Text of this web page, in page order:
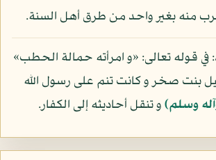
منه بغير واحد من طرق أهل السنة.
في قوله تعالى: «و امرأته حمالة الحطب»
بنت صخر و كانت تنم على رسول الله
وسلم)و تنقل أحاديثه إلى الكفار.